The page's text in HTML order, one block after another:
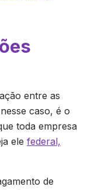
entre as
caso, é o
toda empresa
ele federal,
de